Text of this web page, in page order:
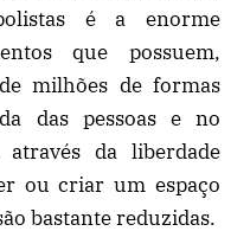
é a enorme
que possuem,
milhões de formas
das pessoas e no
da liberdade
ou criar um espaço
bastante reduzidas.